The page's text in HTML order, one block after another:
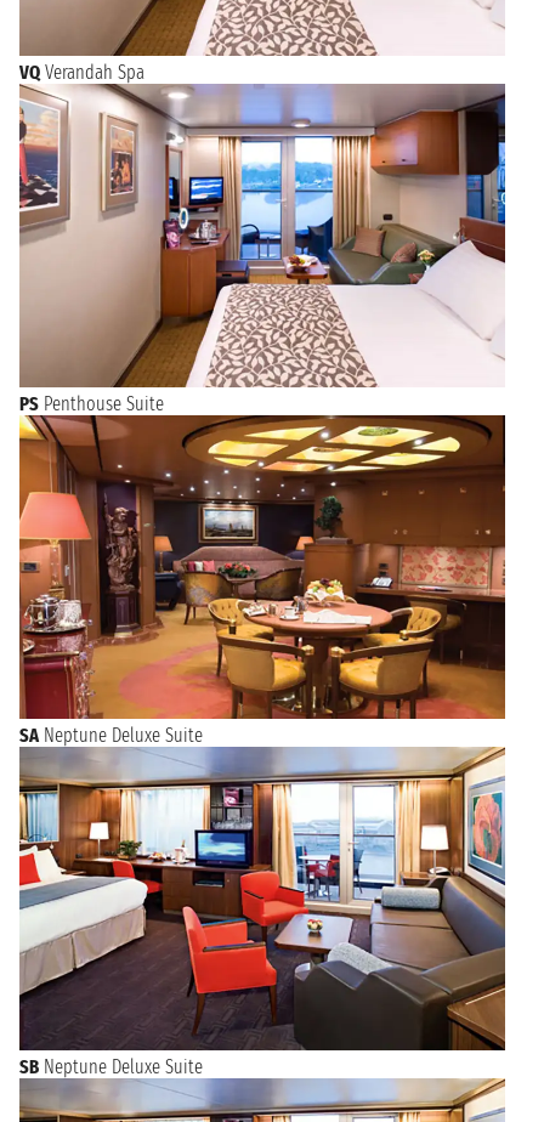
VQ Verandah Spa
PS Penthouse Suite
SA Neptune Deluxe Suite
SB Neptune Deluxe Suite